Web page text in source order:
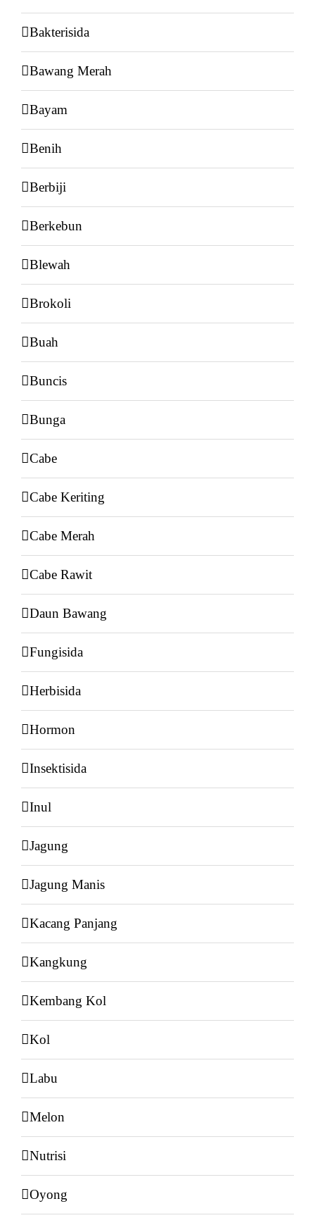
Bakterisida
Bawang Merah
Bayam
Benih
Berbiji
Berkebun
Blewah
Brokoli
Buah
Buncis
Bunga
Cabe
Cabe Keriting
Cabe Merah
Cabe Rawit
Daun Bawang
Fungisida
Herbisida
Hormon
Insektisida
Inul
Jagung
Jagung Manis
Kacang Panjang
Kangkung
Kembang Kol
Kol
Labu
Melon
Nutrisi
Oyong